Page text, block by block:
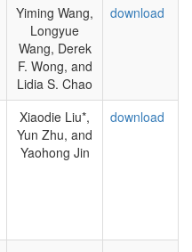
Yiming Wang,
Longyue
Wang, Derek
F. Wong, and
Lidia S. Chao
download
Xiaodie Liu*,
Yun Zhu, and
Yaohong Jin
download